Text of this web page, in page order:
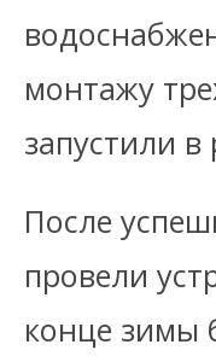
монтажу
запустили
После
провели
конце зимы